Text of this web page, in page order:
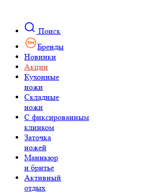
Поиск
Бренды
Новинки
Акции
Кухонные
ножи
Складные
ножи
C фиксированным
клинком
Заточка
ножей
Маникюр
и бритье
Активный
отдых